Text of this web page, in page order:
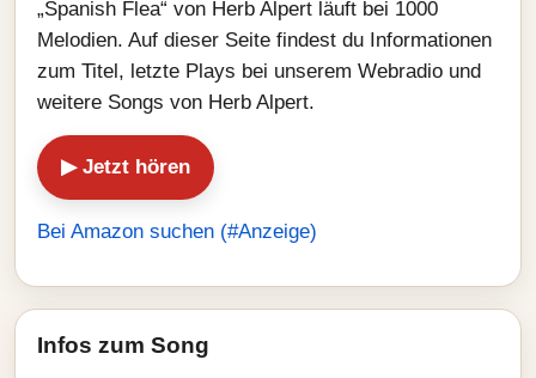
„Spanish Flea“ von Herb Alpert läuft bei 1000
Melodien. Auf dieser Seite findest du Informationen
zum Titel, letzte Plays bei unserem Webradio und
weitere Songs von Herb Alpert.
▶ Jetzt hören
Bei Amazon suchen (#Anzeige)
Infos zum Song